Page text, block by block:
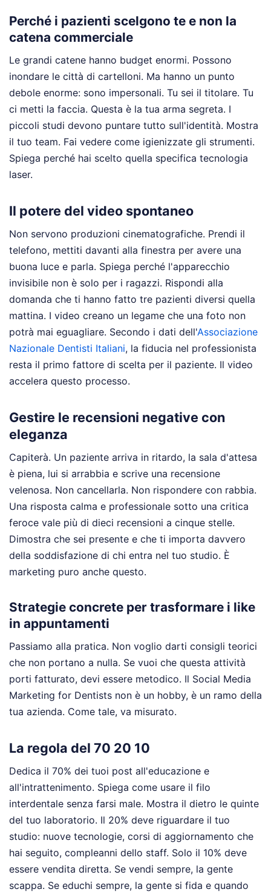
Perché i pazienti scelgono te e non la
catena commerciale
Le grandi catene hanno budget enormi. Possono
inondare le città di cartelloni. Ma hanno un punto
debole enorme: sono impersonali. Tu sei il titolare. Tu
ci metti la faccia. Questa è la tua arma segreta. I
piccoli studi devono puntare tutto sull'identità. Mostra
il tuo team. Fai vedere come igienizzate gli strumenti.
Spiega perché hai scelto quella specifica tecnologia
laser.
Il potere del video spontaneo
Non servono produzioni cinematografiche. Prendi il
telefono, mettiti davanti alla finestra per avere una
buona luce e parla. Spiega perché l'apparecchio
invisibile non è solo per i ragazzi. Rispondi alla
domanda che ti hanno fatto tre pazienti diversi quella
mattina. I video creano un legame che una foto non
potrà mai eguagliare. Secondo i dati dell'Associazione
Nazionale Dentisti Italiani, la fiducia nel professionista
resta il primo fattore di scelta per il paziente. Il video
accelera questo processo.
Gestire le recensioni negative con
eleganza
Capiterà. Un paziente arriva in ritardo, la sala d'attesa
è piena, lui si arrabbia e scrive una recensione
velenosa. Non cancellarla. Non rispondere con rabbia.
Una risposta calma e professionale sotto una critica
feroce vale più di dieci recensioni a cinque stelle.
Dimostra che sei presente e che ti importa davvero
della soddisfazione di chi entra nel tuo studio. È
marketing puro anche questo.
Strategie concrete per trasformare i like
in appuntamenti
Passiamo alla pratica. Non voglio darti consigli teorici
che non portano a nulla. Se vuoi che questa attività
porti fatturato, devi essere metodico. Il Social Media
Marketing for Dentists non è un hobby, è un ramo della
tua azienda. Come tale, va misurato.
La regola del 70 20 10
Dedica il 70% dei tuoi post all'educazione e
all'intrattenimento. Spiega come usare il filo
interdentale senza farsi male. Mostra il dietro le quinte
del tuo laboratorio. Il 20% deve riguardare il tuo
studio: nuove tecnologie, corsi di aggiornamento che
hai seguito, compleanni dello staff. Solo il 10% deve
essere vendita diretta. Se vendi sempre, la gente
scappa. Se educhi sempre, la gente si fida e quando